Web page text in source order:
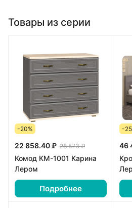
Товары из серии
-20%
22 858.40 ₽ 28 573 ₽
Комод КМ-1001 Карина
Лером
Подробнее
-
46